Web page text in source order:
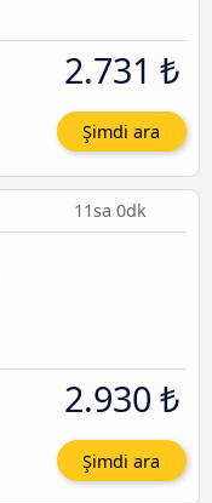
2.731 ₺
Şimdi ara
11sa 0dk
2.930 ₺
Şimdi ara